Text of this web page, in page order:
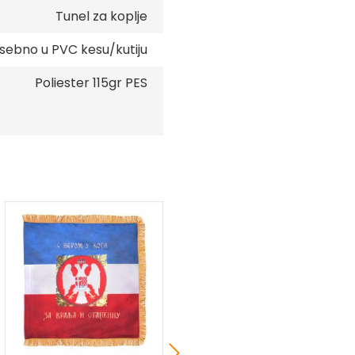
Tunel za koplje
u PVC kesu/kutiju
Poliester 115gr PES